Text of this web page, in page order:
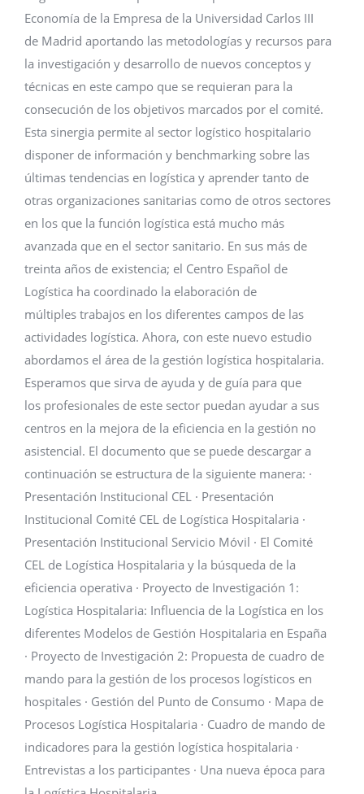
Economía de la Empresa de la Universidad Carlos III
de Madrid aportando las metodologías y recursos para
la investigación y desarrollo de nuevos conceptos y
técnicas en este campo que se requieran para la
consecución de los objetivos marcados por el comité.
Esta sinergia permite al sector logístico hospitalario
disponer de información y benchmarking sobre las
últimas tendencias en logística y aprender tanto de
otras organizaciones sanitarias como de otros sectores
en los que la función logística está mucho más
avanzada que en el sector sanitario. En sus más de
treinta años de existencia; el Centro Español de
Logística ha coordinado la elaboración de
múltiples trabajos en los diferentes campos de las
actividades logística. Ahora, con este nuevo estudio
abordamos el área de la gestión logística hospitalaria.
Esperamos que sirva de ayuda y de guía para que
los profesionales de este sector puedan ayudar a sus
centros en la mejora de la eficiencia en la gestión no
asistencial. El documento que se puede descargar a
continuación se estructura de la siguiente manera: ·
Presentación Institucional CEL · Presentación
Institucional Comité CEL de Logística Hospitalaria ·
Presentación Institucional Servicio Móvil · El Comité
CEL de Logística Hospitalaria y la búsqueda de la
eficiencia operativa · Proyecto de Investigación 1:
Logística Hospitalaria: Influencia de la Logística en los
diferentes Modelos de Gestión Hospitalaria en España
· Proyecto de Investigación 2: Propuesta de cuadro de
mando para la gestión de los procesos logísticos en
hospitales · Gestión del Punto de Consumo · Mapa de
Procesos Logística Hospitalaria · Cuadro de mando de
indicadores para la gestión logística hospitalaria ·
Entrevistas a los participantes · Una nueva época para